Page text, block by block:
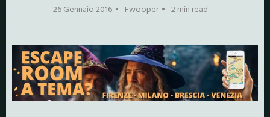
26 Gennaio 2016 Fwooper 2 min read